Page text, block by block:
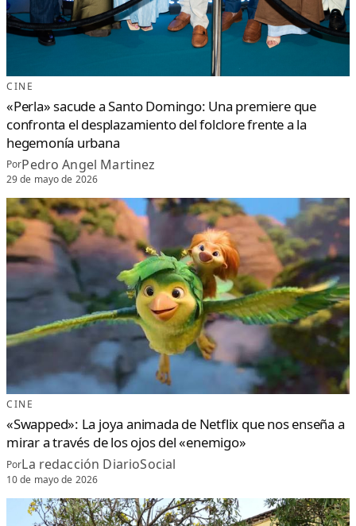
CINE
«Perla» sacude a Santo Domingo: Una premiere que
confronta el desplazamiento del folclore frente a la
hegemonía urbana
PorPedro Angel Martinez
29 de mayo de 2026
CINE
«Swapped»: La joya animada de Netflix que nos enseña a
mirar a través de los ojos del «enemigo»
PorLa redacción DiarioSocial
10 de mayo de 2026